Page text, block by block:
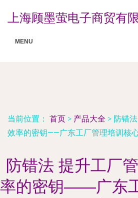
上海顾墨萤电子商贸有
MENU
当前位置： 首页 > 产品大全 > 防错
效率的密钥——广东工厂管理培训核
防错法 提升工厂
率的密钥——广东